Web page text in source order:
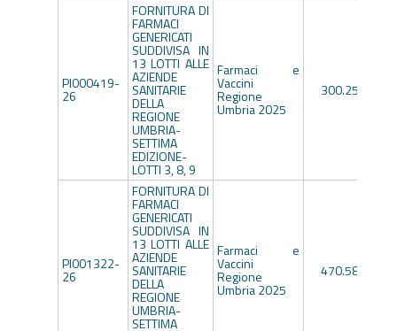
PI000419-
26
FORNITURA DI
FARMACI
GENERICATI
SUDDIVISA IN
13 LOTTI ALLE
AZIENDE
SANITARIE
DELLA
REGIONE
UMBRIA-
SETTIMA
EDIZIONE-
LOTTI 3, 8, 9
Farmaci e
Vaccini
Regione
Umbria 2025
300.253,82€
PI001322-
26
FORNITURA DI
FARMACI
GENERICATI
SUDDIVISA IN
13 LOTTI ALLE
AZIENDE
SANITARIE
DELLA
REGIONE
UMBRIA-
SETTIMA
Farmaci e
Vaccini
Regione
Umbria 2025
470.585,86€